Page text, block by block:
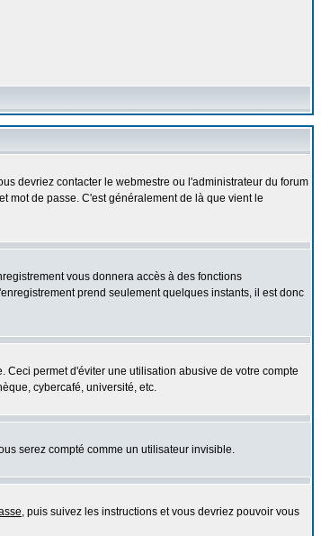
devriez contacter le webmestre ou l'administrateur du forum
mot de passe. C'est généralement de là que vient le
vous donnera accès à des fonctions
prend seulement quelques instants, il est donc
permet d'éviter une utilisation abusive de votre compte
cybercafé, université, etc.
serez compté comme un utilisateur invisible.
, puis suivez les instructions et vous devriez pouvoir vous